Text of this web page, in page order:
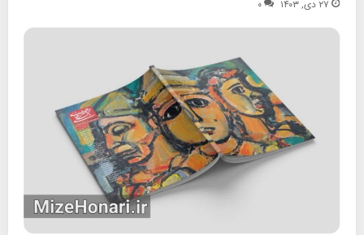
۲۷ دی, ۱۴۰۳ ۰